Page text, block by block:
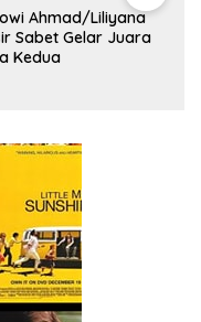
Ahmad/Liliyana
Sabet Gelar Juara
Kedua